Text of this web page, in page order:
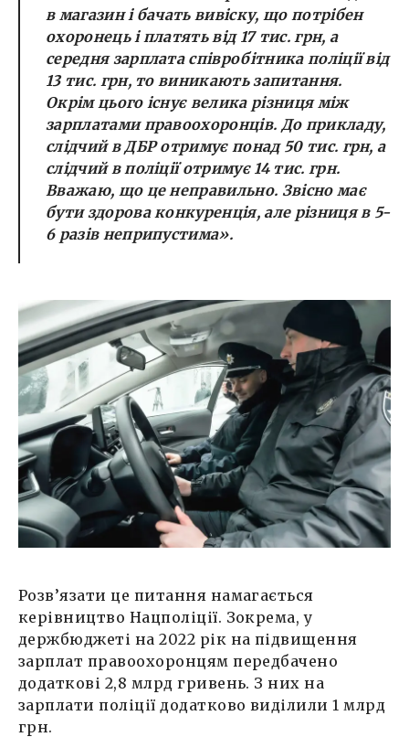
в магазин і бачать вивіску, що потрібен
охоронець і платять від 17 тис. грн, а
середня зарплата співробітника поліції від
13 тис. грн, то виникають запитання.
Окрім цього існує велика різниця між
зарплатами правоохоронців. До прикладу,
слідчий в ДБР отримує понад 50 тис. грн, а
слідчий в поліції отримує 14 тис. грн.
Вважаю, що це неправильно. Звісно має
бути здорова конкуренція, але різниця в 5-
6 разів неприпустима».
Розв’язати це питання намагається
керівництво Нацполіції. Зокрема, у
держбюджеті на 2022 рік на підвищення
зарплат правоохоронцям передбачено
додаткові 2,8 млрд гривень. З них на
зарплати поліції додатково виділили 1 млрд
грн.